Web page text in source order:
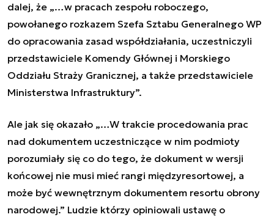
dalej, że „…w pracach zespołu roboczego,
powołanego rozkazem Szefa Sztabu Generalnego WP
do opracowania zasad współdziałania, uczestniczyli
przedstawiciele Komendy Głównej i Morskiego
Oddziału Straży Granicznej, a także przedstawiciele
Ministerstwa Infrastruktury”.
Ale jak się okazało „…W trakcie procedowania prac
nad dokumentem uczestniczące w nim podmioty
porozumiały się co do tego, że dokument w wersji
końcowej nie musi mieć rangi międzyresortowej, a
może być wewnętrznym dokumentem resortu obrony
narodowej.” Ludzie którzy opiniowali ustawę o